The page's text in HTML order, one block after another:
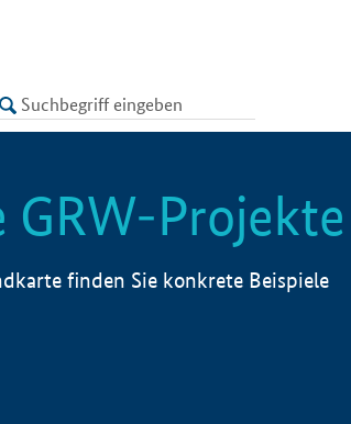
GRW-Projekte
finden Sie konkrete Beispiele